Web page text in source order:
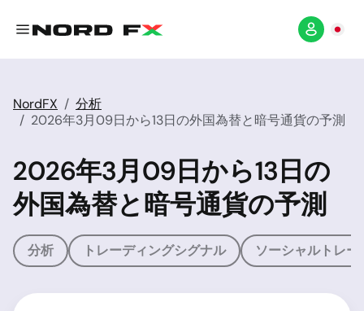
NordFX
分析
2026年3月09日から13日の外国為替と暗号通貨の予測
2026年3月09日から13日の
外国為替と暗号通貨の予測
分析 トレーディングシグナル ソーシャルトレー